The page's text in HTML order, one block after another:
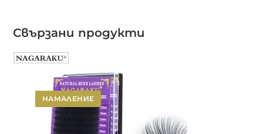
Свързани продукти
НАМАЛЕНИЕ